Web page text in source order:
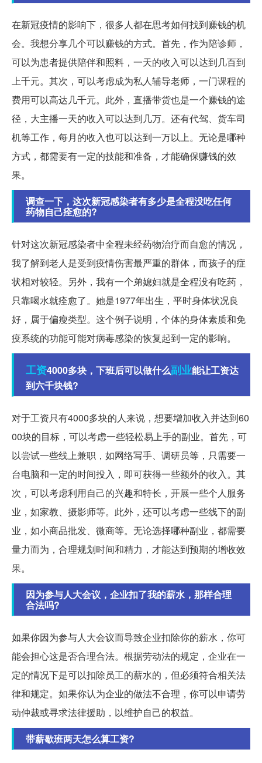
在新冠疫情的影响下，很多人都在思考如何找到赚钱的机
会。我想分享几个可以赚钱的方式。首先，作为陪诊师，
可以为患者提供陪伴和照料，一天的收入可以达到几百到
上千元。其次，可以考虑成为私人辅导老师，一门课程的
费用可以高达几千元。此外，直播带货也是一个赚钱的途
径，大主播一天的收入可以达到几万。还有代驾、货车司
机等工作，每月的收入也可以达到一万以上。无论是哪种
方式，都需要有一定的技能和准备，才能确保赚钱的效
果。
调查一下，这次新冠感染者有多少是全程没吃任何
药物自己痊愈的?
针对这次新冠感染者中全程未经药物治疗而自愈的情况，
我了解到老人是受到疫情伤害最严重的群体，而孩子的症
状相对较轻。另外，我有一个弟媳妇就是全程没有吃药，
只靠喝水就痊愈了。她是1977年出生，平时身体状况良
好，属于偏瘦类型。这个例子说明，个体的身体素质和免
疫系统的功能可能对病毒感染的恢复起到一定的影响。
工资4000多块，下班后可以做什么副业能让工资达
到六千块钱?
对于工资只有4000多块的人来说，想要增加收入并达到60
00块的目标，可以考虑一些轻松易上手的副业。首先，可
以尝试一些线上兼职，如网络写手、调研员等，只需要一
台电脑和一定的时间投入，即可获得一些额外的收入。其
次，可以考虑利用自己的兴趣和特长，开展一些个人服务
业，如家教、摄影师等。此外，还可以考虑一些线下的副
业，如小商品批发、微商等。无论选择哪种副业，都需要
量力而为，合理规划时间和精力，才能达到预期的增收效
果。
因为参与人大会议，企业扣了我的薪水，那样合理
合法吗?
如果你因为参与人大会议而导致企业扣除你的薪水，你可
能会担心这是否合理合法。根据劳动法的规定，企业在一
定的情况下是可以扣除员工的薪水的，但必须符合相关法
律和规定。如果你认为企业的做法不合理，你可以申请劳
动仲裁或寻求法律援助，以维护自己的权益。
带薪歇班两天怎么算工资?